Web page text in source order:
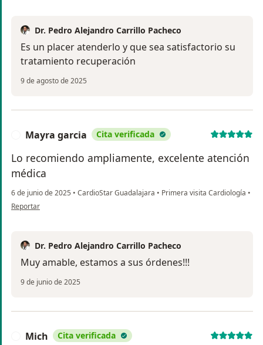
Dr. Pedro Alejandro Carrillo Pacheco
Es un placer atenderlo y que sea satisfactorio su
tratamiento recuperación
9 de agosto de 2025
Mayra garcia Cita verificada
Lo recomiendo ampliamente, excelente atención
médica
6 de junio de 2025 • CardioStar Guadalajara • Primera visita Cardiología •
en opinión del usuario Mayra garcia
Reportar
Dr. Pedro Alejandro Carrillo Pacheco
Muy amable, estamos a sus órdenes!!!
9 de junio de 2025
Mich Cita verificada